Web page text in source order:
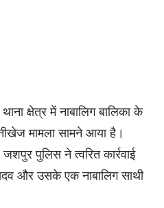
क्षेत्र में नाबालिग बालिका के
मामला सामने आया है।
पुलिस ने त्वरित कार्रवाई
और उसके एक नाबालिग साथी